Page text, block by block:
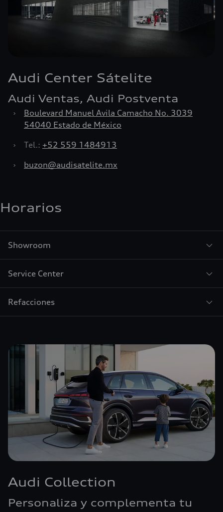
Audi Center Sátelite
Audi Ventas, Audi Postventa
›
Boulevard Manuel Avila Camacho No. 3039
54040 Estado de México
›
Tel.: +52 559 1484913
›
buzon@audisatelite.mx
Horarios
Showroom
Service Center
Refacciones
Audi Collection
Personaliza y complementa tu